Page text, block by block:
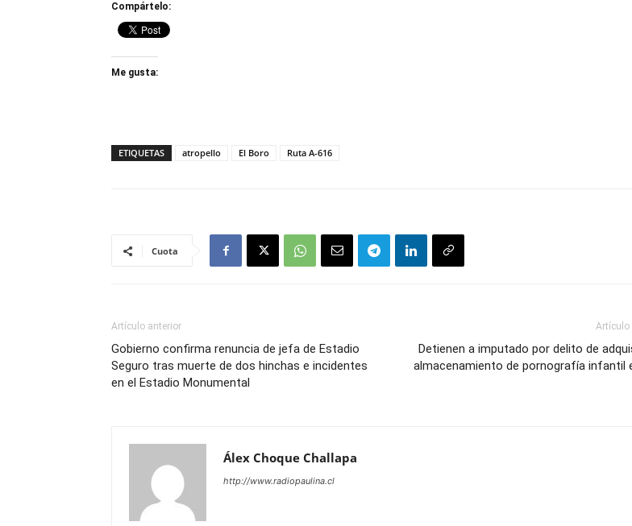
Compártelo:
Me gusta:
ETIQUETAS atropello El Boro Ruta A-616
Cuota
Artículo anterior
Gobierno confirma renuncia de jefa de Estadio
Seguro tras muerte de dos hinchas e incidentes
en el Estadio Monumental
Artículo
Detienen a imputado por delito de
almacenamiento de pornografía infantil
Álex Choque Challapa
http://www.radiopaulina.cl